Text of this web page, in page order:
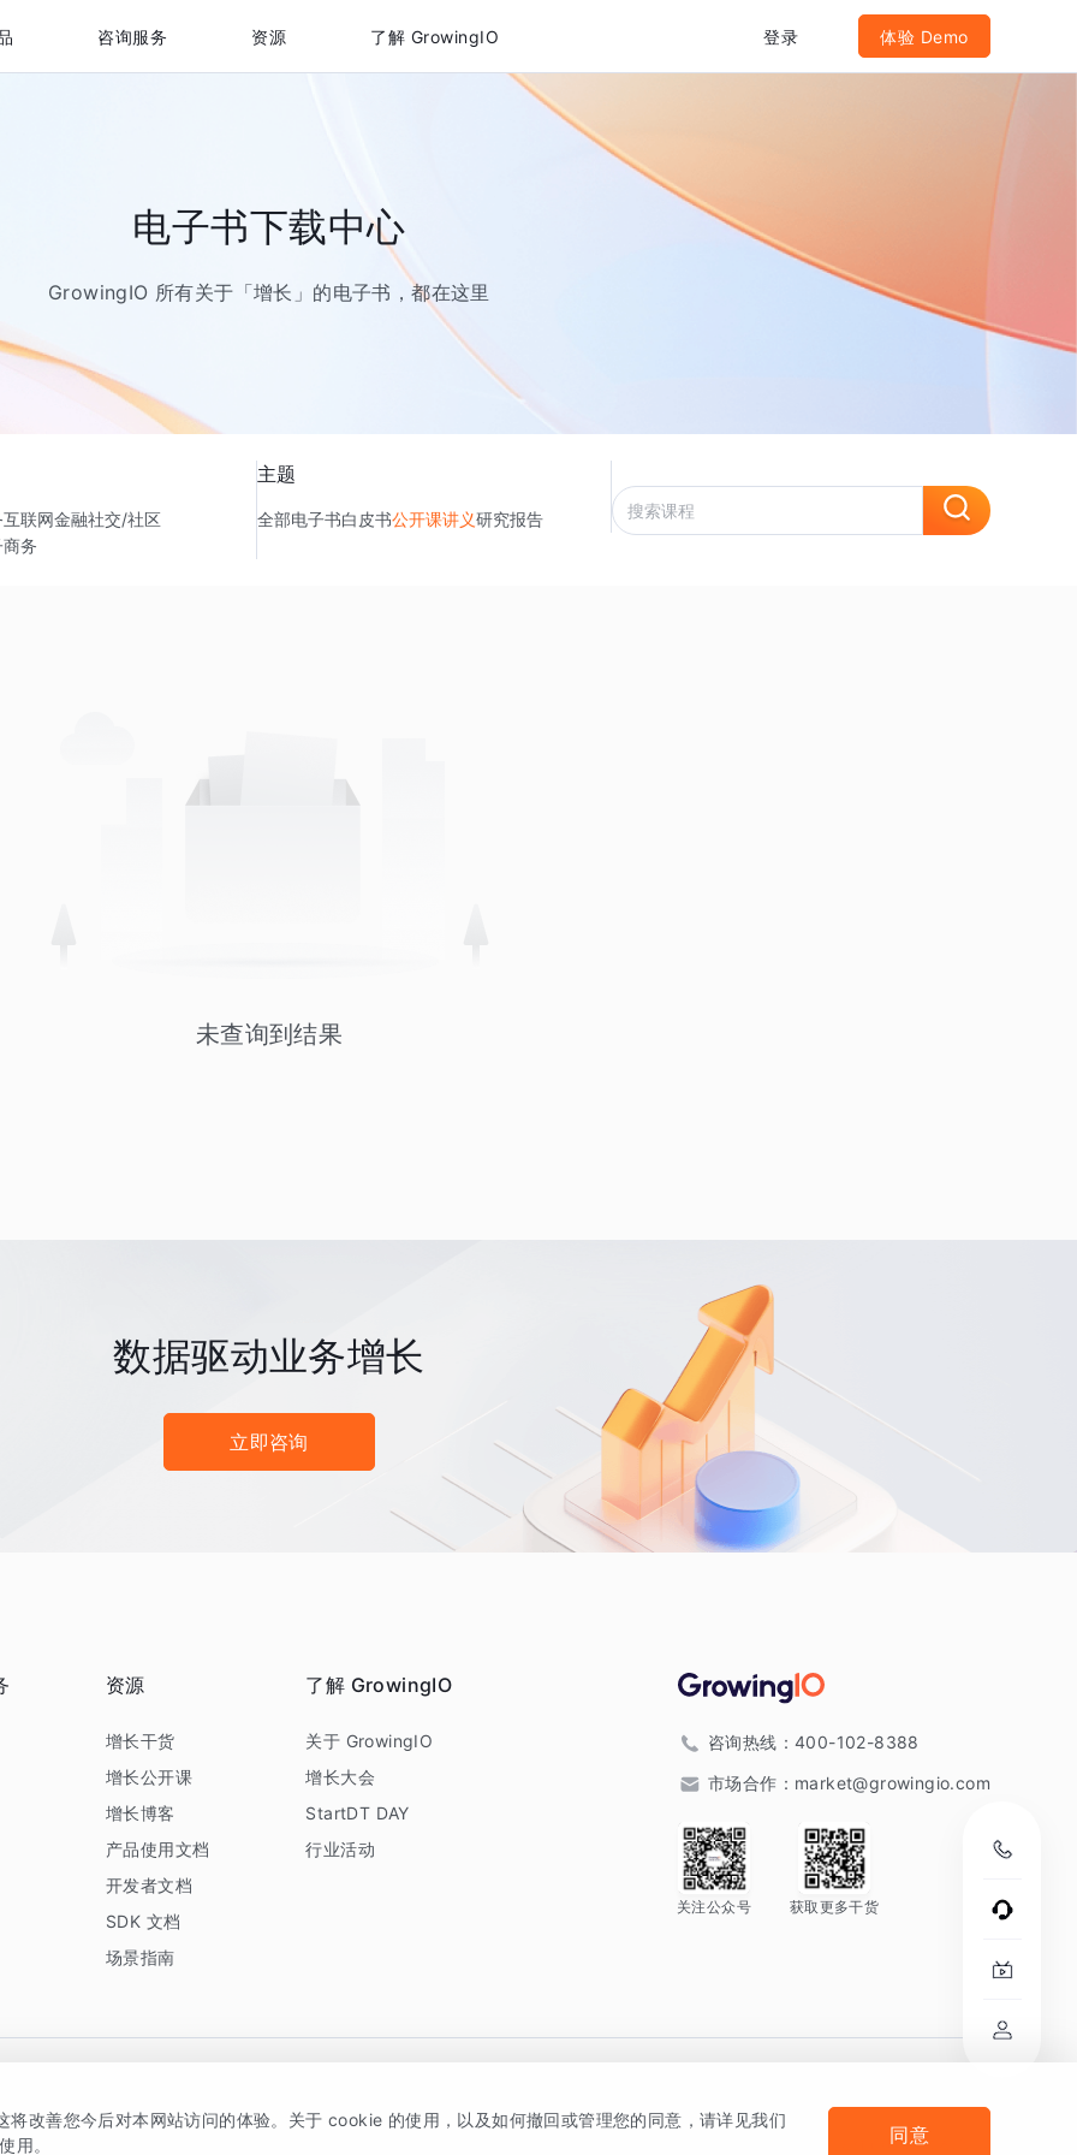
咨询服务 资源 了解 GrowingIO 登录 体验 Demo
电子书下载中心
GrowingIO 所有关于「增长」的电子书，都在这里
互联网金融社交/社区
务
主题
全部电子书白皮书公开课讲义研究报告
未查询到结果
数据驱动业务增长
立即咨询
资源
增长干货
增长公开课
增长博客
产品使用文档
开发者文档
SDK 文档
场景指南
了解 GrowingIO
关于 GrowingIO
增长大会
StartDT DAY
行业活动
咨询热线： 400-102-8388
市场合作： market@growingio.com
关注公众号 获取更多干货
号 法律声明及隐私条款
改善您今后对本网站访问的体验。关于 cookie 的使用，以及如何撤回或管理您的同意，请详见我们
用。 同意